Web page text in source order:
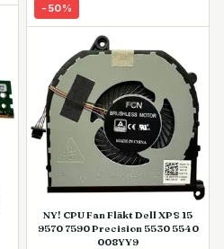
- 50%
NY! CPU Fan Fläkt Dell XPS 15
9570 7590 Precision 5530 5540
008YY9